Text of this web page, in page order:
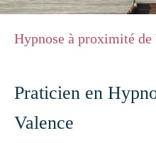
Hypnose à proximité de
Praticien en
Valence